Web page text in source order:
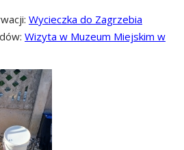
Wycieczka do Zagrzebia
Wizyta w Muzeum Miejskim w